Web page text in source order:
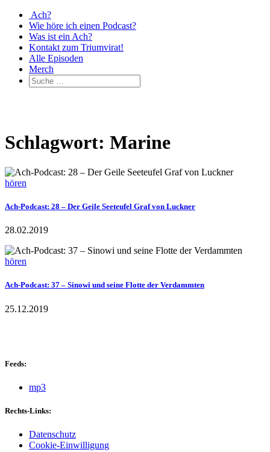
Ach?
Wie höre ich einen Podcast?
Was ist ein Ach?
Kontakt zum Triumvirat!
Alle Episoden
Merch
Schlagwort: Marine
hören
Ach-Podcast: 28 – Der Geile Seeteufel Graf von Luckner
28.02.2019
hören
Ach-Podcast: 37 – Sinowi und seine Flotte der Verdammten
25.12.2019
Feeds:
mp3
Rechts-Links:
Datenschutz
Cookie-Einwilligung